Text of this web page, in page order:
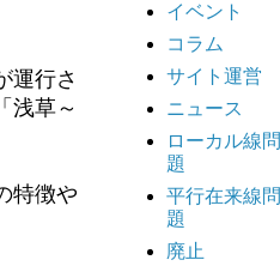
運行さ
浅草～
特徴や
イベント
コラム
サイト運営
ニュース
ローカル線問
題
平行在来線問
題
廃止